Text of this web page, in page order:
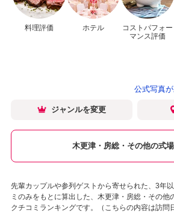
料理評価 ホテル
コストパフォー
マンス評価
公式写真
ジャンルを変更
木更津・房総・その他の式
先輩カップルや参列ゲストから寄せられた、3年
ミのみをもとに算出した、木更津・房総・その他
クチコミランキングです。（こちらの内容は訪問